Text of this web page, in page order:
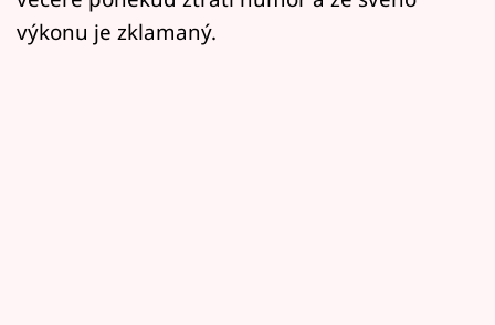
Přihlášení
výkonu je zklamaný.